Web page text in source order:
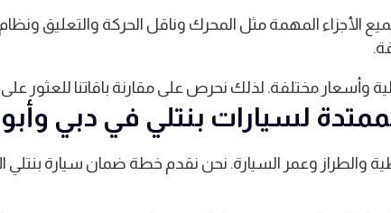
المهمة مثل المحرك وناقل الحركة والتعليق ونظام
وأسعار مختلفة. لذلك نحرص على مقارنة باقاتنا للعثور
لسيارات بنتلي في دبي
وعمر السيارة. نحن نقدم خطة ضمان سيارة بنتلي